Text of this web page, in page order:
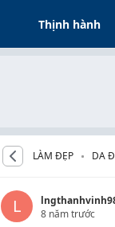
Thịnh hành
LÀM ĐẸP DA
L
8 năm trước